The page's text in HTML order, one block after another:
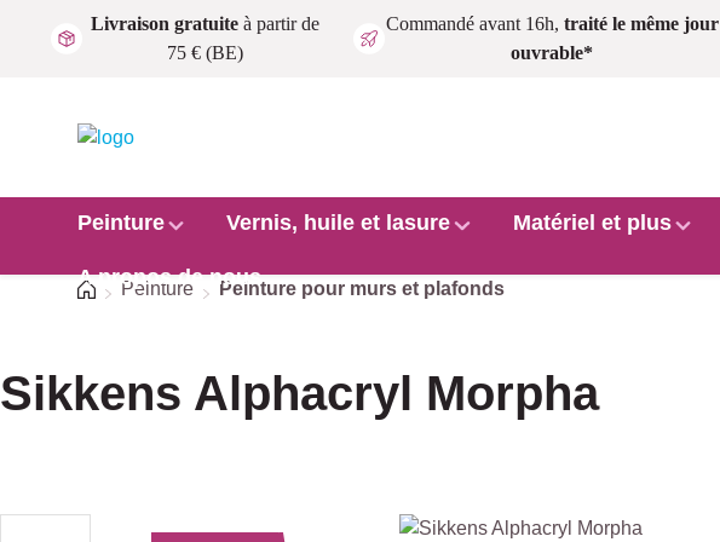
Passer au contenu principal
Livraison gratuite à partir de
75 € (BE)
Commandé avant 16h, traité le même jour
ouvrable*
Peinture Vernis, huile et lasure Matériel et plus
A propos de nous
Accueil
Peinture Peinture pour murs et plafonds
Sikkens Alphacryl Morpha